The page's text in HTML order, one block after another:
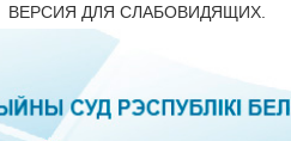
ВЕРСИЯ ДЛЯ СЛАБОВИДЯЩИХ.